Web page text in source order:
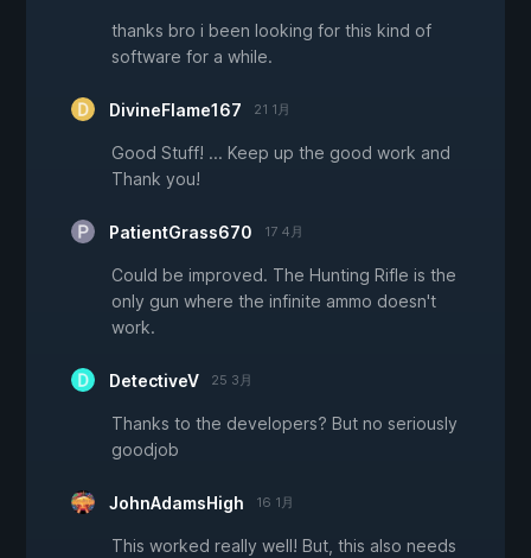
thanks bro i been looking for this kind of
software for a while.
DivineFlame167 21 1月
Good Stuff! ... Keep up the good work and
Thank you!
PatientGrass670 17 4月
Could be improved. The Hunting Rifle is the
only gun where the infinite ammo doesn't
work.
DetectiveV 25 3月
Thanks to the developers? But no seriously
goodjob
JohnAdamsHigh 16 1月
This worked really well! But, this also needs